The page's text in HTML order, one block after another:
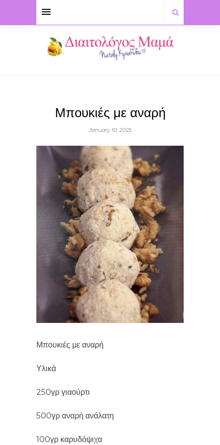
Μπουκιές με αναρή
January 10, 2025
Μπουκιές με αναρή
Υλικά
250γρ γιαούρτι
500γρ αναρή ανάλατη
100γρ καρυδόψιχα